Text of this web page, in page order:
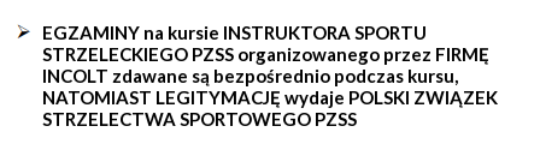
EGZAMINY na kursie INSTRUKTORA SPORTU
STRZELECKIEGO PZSS organizowanego przez FIRMĘ
INCOLT zdawane są bezpośrednio podczas kursu,
NATOMIAST LEGITYMACJĘ wydaje POLSKI ZWIĄZEK
STRZELECTWA SPORTOWEGO PZSS